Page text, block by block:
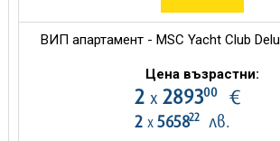
ВИП апартамент - MSC Yacht Club
Цена възрастни:
2 х 289300€
2 х 565822лв.